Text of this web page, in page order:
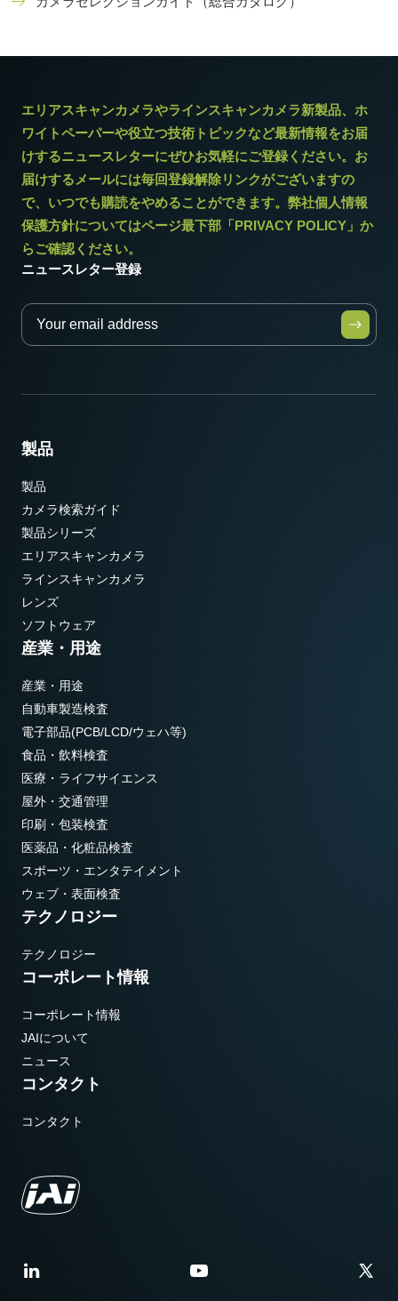
エリアスキャンカメラやラインスキャンカメラ新製品、ホ
ワイトペーパーや役立つ技術トピックなど最新情報をお届
けするニュースレターにぜひお気軽にご登録ください。お
届けするメールには毎回登録解除リンクがございますの
で、いつでも購読をやめることができます。弊社個人情報
保護方針についてはページ最下部「PRIVACY POLICY」か
らご確認ください。
ニュースレター登録
製品
製品
カメラ検索ガイド
製品シリーズ
エリアスキャンカメラ
ラインスキャンカメラ
レンズ
ソフトウェア
産業・用途
産業・用途
自動車製造検査
電子部品(PCB/LCD/ウェハ等)
食品・飲料検査
医療・ライフサイエンス
屋外・交通管理
印刷・包装検査
医薬品・化粧品検査
スポーツ・エンタテイメント
ウェブ・表面検査
テクノロジー
テクノロジー
コーポレート情報
コーポレート情報
JAIについて
ニュース
コンタクト
コンタクト